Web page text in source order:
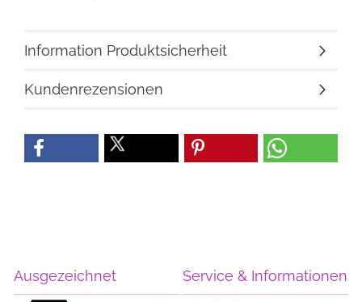
Information Produktsicherheit
Kundenrezensionen
Ausgezeichnet Service & Informationen